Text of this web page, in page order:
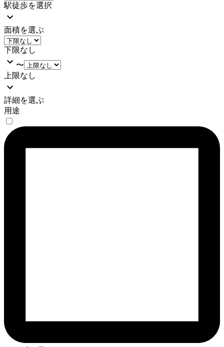
駅徒歩を選択
面積を選ぶ
下限なし
〜
上限なし
詳細を選ぶ
用途